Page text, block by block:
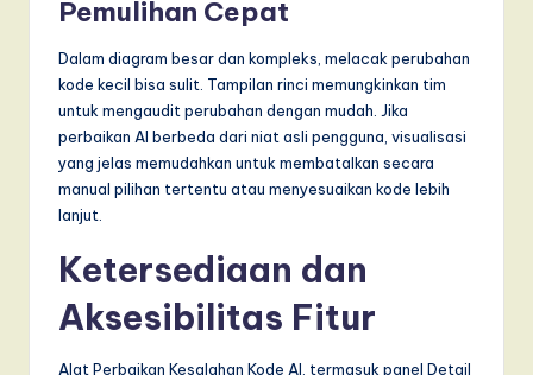
Pemulihan Cepat
Dalam diagram besar dan kompleks, melacak perubahan
kode kecil bisa sulit. Tampilan rinci memungkinkan tim
untuk mengaudit perubahan dengan mudah. Jika
perbaikan AI berbeda dari niat asli pengguna, visualisasi
yang jelas memudahkan untuk membatalkan secara
manual pilihan tertentu atau menyesuaikan kode lebih
lanjut.
Ketersediaan dan
Aksesibilitas Fitur
Alat Perbaikan Kesalahan Kode AI, termasuk panel Detail